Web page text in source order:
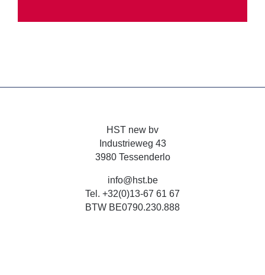
HST new bv
Industrieweg 43
3980 Tessenderlo
info@hst.be
Tel. +32(0)13-67 61 67
BTW BE0790.230.888